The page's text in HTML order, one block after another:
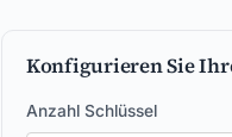
Konfigurieren Sie
Anzahl Schlüssel